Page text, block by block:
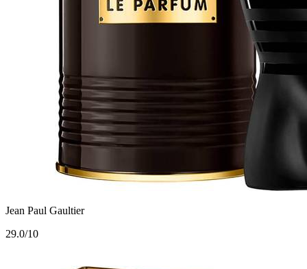
Jean Paul Gaultier
29.0/10